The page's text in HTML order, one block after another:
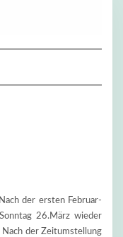
der ersten Februar-
26.März wieder
Nach der Zeitumstellung